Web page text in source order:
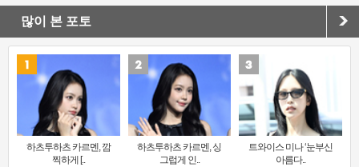
많이 본 포토
하츠투하츠 카르멘, 깜
찍하게 [..
하츠투하츠 카르멘, 싱
그럽게 인..
트와이스 미나 ‘눈부신
아름다..